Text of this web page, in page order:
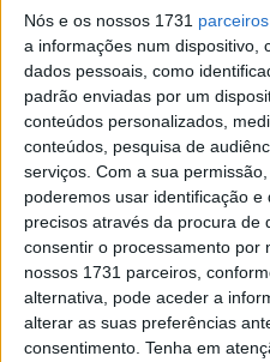
Nós e os nossos 1731 parceiros
a informações num dispositivo,
dados pessoais, como
padrão enviadas por um
conteúdos personalizados,
conteúdos, pesquisa de
serviços. Com a sua
poderemos usar identificação
precisos através da procura de
consentir o processamento por
nossos 1731 parceiros,
alternativa, pode aceder a
alterar as suas preferências
consentimento. Tenha em
Foi uma corrida chuvosa, a
Russell chegaram em luta
que deixou Aaron Slight na
A corrida, apoiada pela
molhadas foi transmitida
comentários em estreia
Artigos relacionados
MotoGP: Iker
Silverstone